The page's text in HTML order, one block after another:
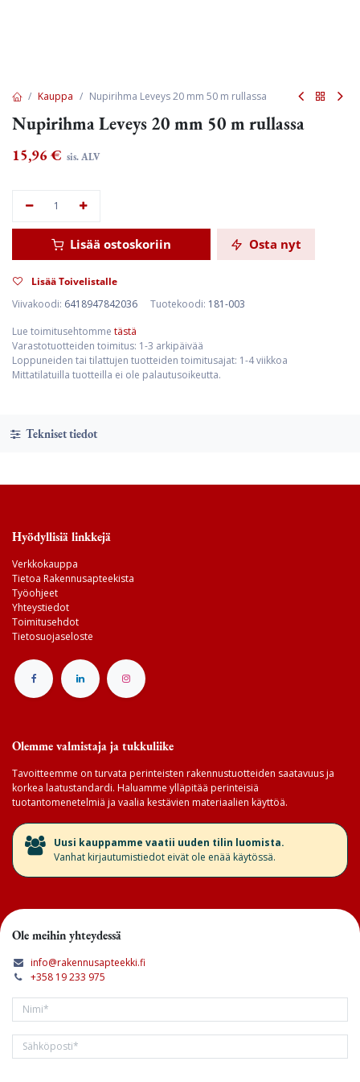
Kauppa Nupirihma Leveys 20 mm 50 m rullassa
Nupirihma Leveys 20 mm 50 m rullassa
15,96€ sis. ALV
Lisää ostoskoriin Osta nyt
Lisää Toivelistalle
Viivakoodi: 6418947842036 Tuotekoodi: 181-003
Lue toimitusehtomme tästä
Varastotuotteiden toimitus: 1-3 arkipäivää
Loppuneiden tai tilattujen tuotteiden toimitusajat: 1-4 viikkoa
Mittatilatuilla tuotteilla ei ole palautusoikeutta.
Tekniset tiedot
Hyödyllisiä linkkejä
Verkkokauppa
Tietoa Rakennusapteekista
Työohjeet
Yhteystiedot
Toimitusehdot
Tietosuojaseloste
Olemme valmistaja ja tukkuliike
Tavoitteemme on turvata perinteisten rakennustuotteiden saatavuus ja
korkea laatustandardi. Haluamme ylläpitää perinteisiä
tuotantomenetelmiä ja vaalia kestävien materiaalien käyttöä.
​Uusi kauppamme vaatii uuden tilin luomista.
Vanhat kirjautumistiedot eivät ole enää käytössä.
Ole meihin yhteydessä
info@rakennusapteekki.fi
+358 19 233 975